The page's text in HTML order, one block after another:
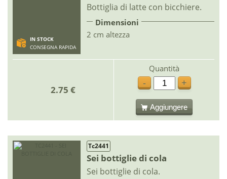
IN STOCK
CONSEGNA RAPIDA
Bottiglia di latte con bicchiere.
Dimensioni
2 cm altezza
2.75 €
Quantità
-
+
Aggiungere
Tc2441
Sei bottiglie di cola
Sei bottiglie di cola.